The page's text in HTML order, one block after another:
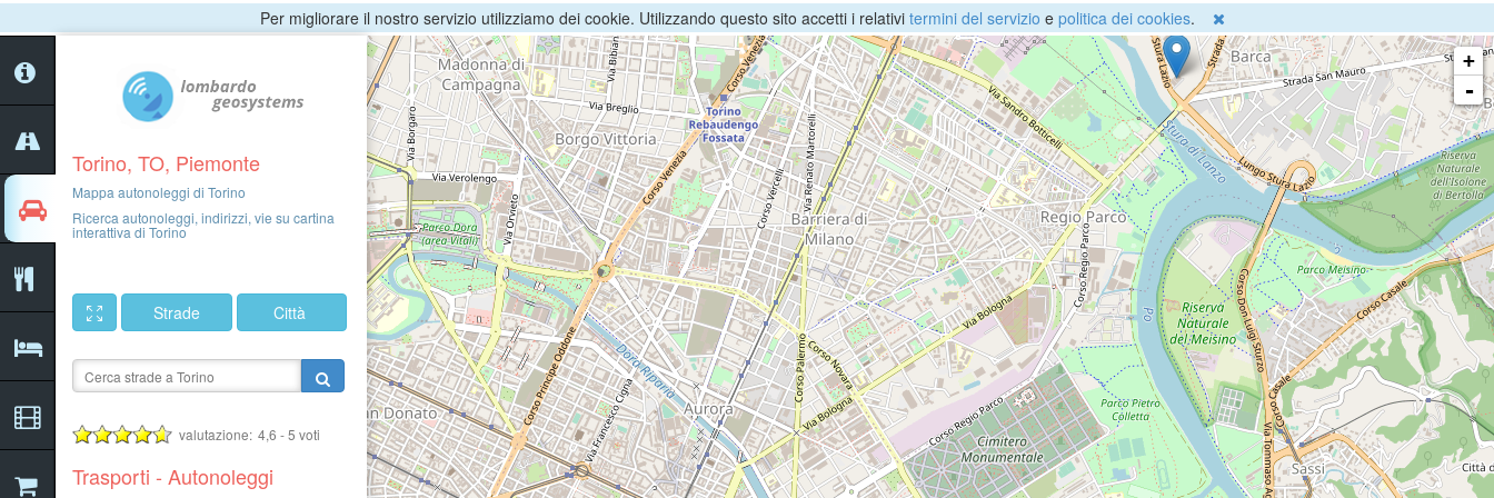
Per migliorare il nostro servizio utilizziamo dei cookie. Utilizzando questo sito accetti i relativi termini del servizio e politica dei cookies.
+
-
Torino, TO, Piemonte
Mappa autonoleggi di Torino
Ricerca autonoleggi, indirizzi, vie su cartina
interattiva di Torino
Strade Città
valutazione: 4,6 -5 voti
Trasporti - Autonoleggi